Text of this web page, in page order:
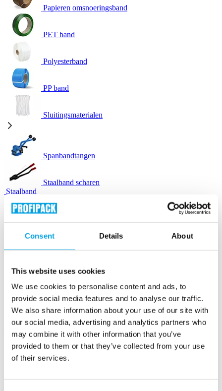
Consent Details About
This website uses cookies
We use cookies to personalise content and ads, to
provide social media features and to analyse our traffic.
We also share information about your use of our site with
our social media, advertising and analytics partners who
may combine it with other information that you’ve
provided to them or that they’ve collected from your use
of their services.
Papieren omsnoeringsband
PET band
Polyesterband
PP band
Sluitingsmaterialen
Spanbandtangen
Staalband scharen
Staalband
Instapak Quick RT schuimkussens
Luchtkussenmachines
Luchtkussenzakjes
Opvulchips